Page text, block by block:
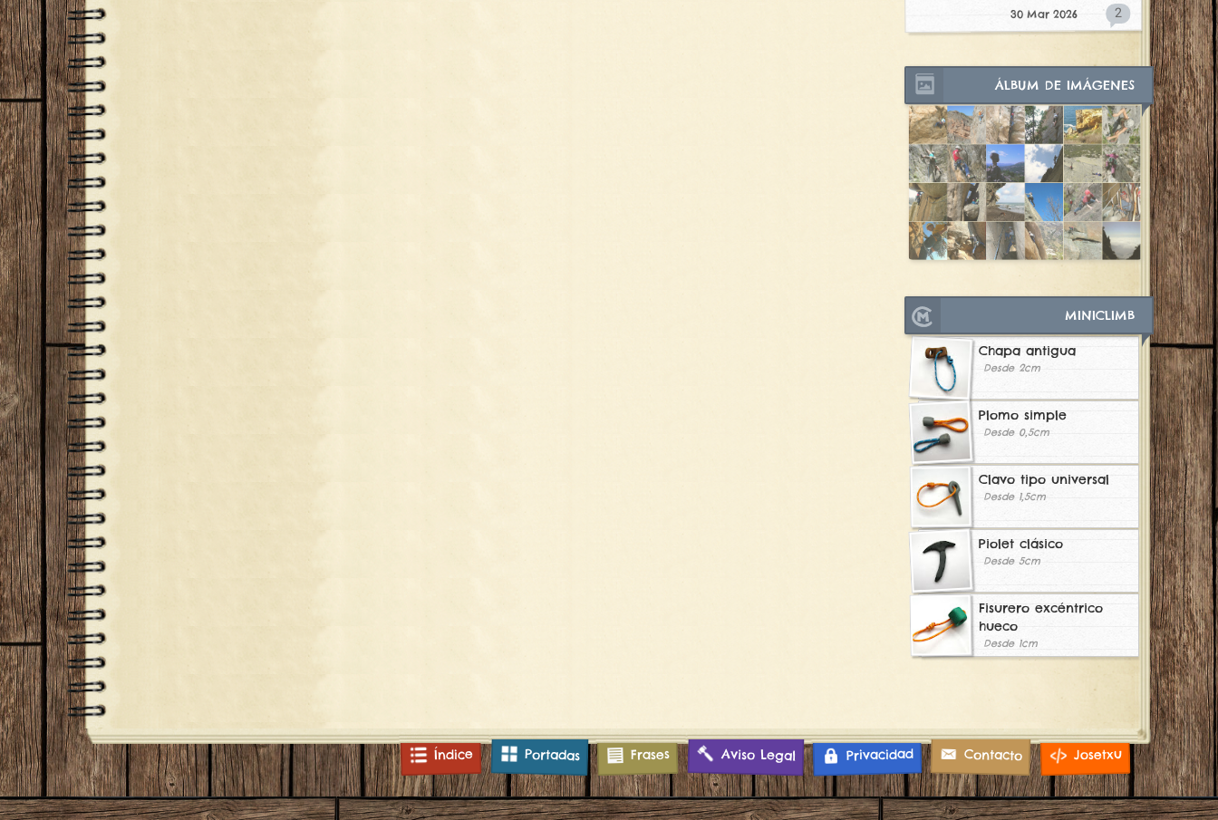
30 Mar 2026 2
ÁLBUM DE IMÁGENES
MINICLIMB
Chapa antigua
Desde 2cm
Plomo simple
Desde 0,5cm
Clavo tipo universal
Desde 1,5cm
Piolet clásico
Desde 5cm
Fisurero excéntrico
hueco
Desde 1cm
Josetxu
Contacto
Privacidad
Aviso Legal
Frases
Portadas
Índice